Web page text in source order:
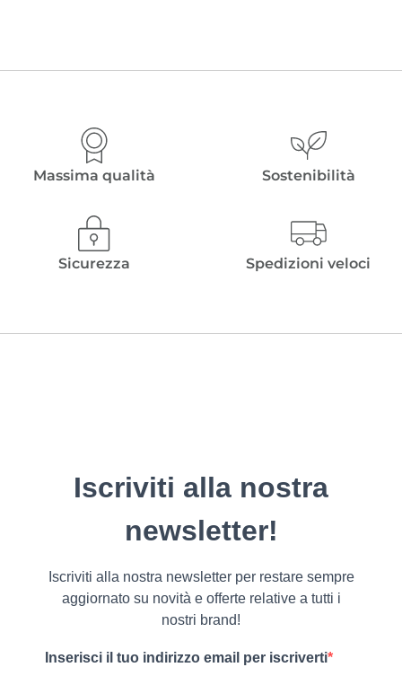
Massima qualità Sostenibilità
Sicurezza Spedizioni veloci
Iscriviti alla nostra
newsletter!
Iscriviti alla nostra newsletter per restare sempre
aggiornato su novità e offerte relative a tutti i
nostri brand!
Inserisci il tuo indirizzo email per iscriverti